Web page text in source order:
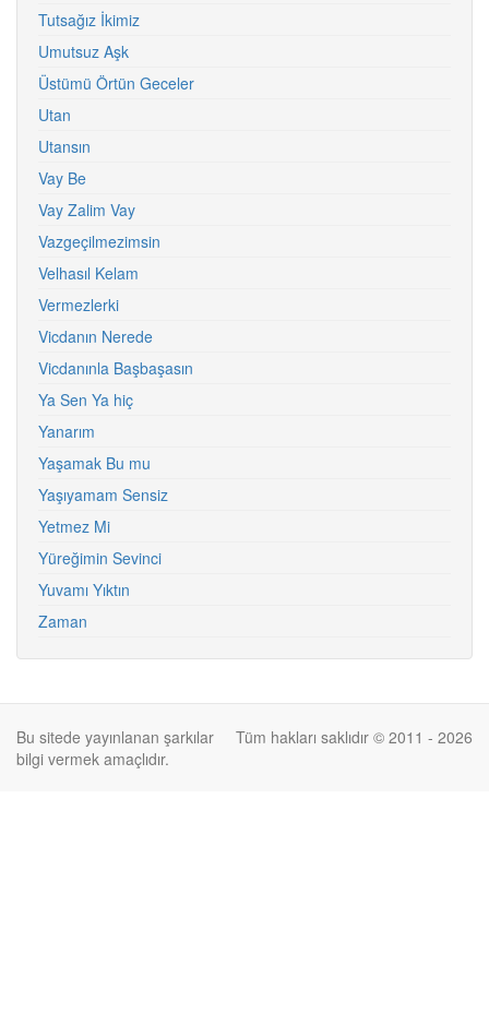
Tutsağız İkimiz
Umutsuz Aşk
Üstümü Örtün Geceler
Utan
Utansın
Vay Be
Vay Zalim Vay
Vazgeçilmezimsin
Velhasıl Kelam
Vermezlerki
Vicdanın Nerede
Vicdanınla Başbaşasın
Ya Sen Ya hiç
Yanarım
Yaşamak Bu mu
Yaşıyamam Sensiz
Yetmez Mi
Yüreğimin Sevinci
Yuvamı Yıktın
Zaman
Tüm hakları saklıdır © 2011 - 2026
Bu sitede yayınlanan şarkılar
bilgi vermek amaçlıdır.